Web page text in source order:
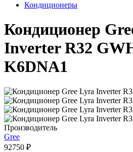
Кондиционеры
Кондиционер
Inverter R32
K6DNA1
Производитель
Gree
92750 ₽